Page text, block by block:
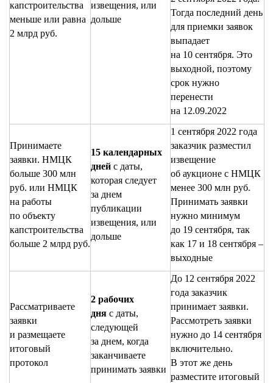
капстроительства
меньше или равна
2 млрд руб.
извещения, или
дольше
Тогда последний день
для приемки заявок
выпадает
на 10 сентября. Это
выходной, поэтому
срок нужно
перенести
на 12.09.2022
Принимаете
заявки. НМЦК
больше 300 млн
руб. или НМЦК
на работы
по объекту
капстроительства
больше 2 млрд руб.
15 календарных
дней с даты,
которая следует
за днем
публикации
извещения, или
дольше
1 сентября 2022 года
заказчик разместил
извещение
об аукционе с НМЦК
менее 300 млн руб.
Принимать заявки
нужно минимум
до 19 сентября, так
как 17 и 18 сентября –
выходные
Рассматриваете
заявки
и размещаете
итоговый
протокол
2 рабочих
дня с даты,
следующей
за днем, когда
заканчиваете
принимать заявки
До 12 сентября 2022
года заказчик
принимает заявки.
Рассмотреть заявки
нужно до 14 сентября
включительно.
В этот же день
разместите итоговый